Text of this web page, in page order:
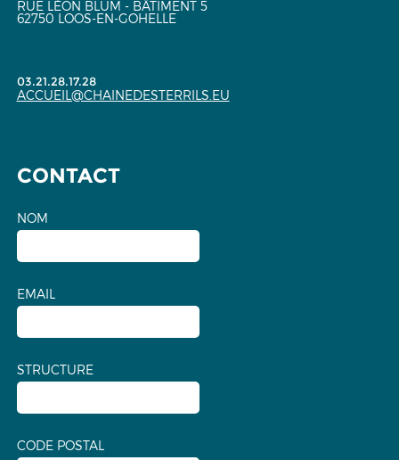
RUE LÉON BLUM - BÂTIMENT 5
62750 LOOS-EN-GOHELLE
03.21.28.17.28
ACCUEIL@CHAINEDESTERRILS.EU
CONTACT
NOM
EMAIL
STRUCTURE
CODE POSTAL